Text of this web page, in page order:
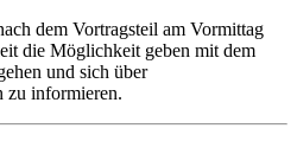
dem Vortragsteil am Vormittag
die Möglichkeit geben mit dem
und sich über
zu informieren.